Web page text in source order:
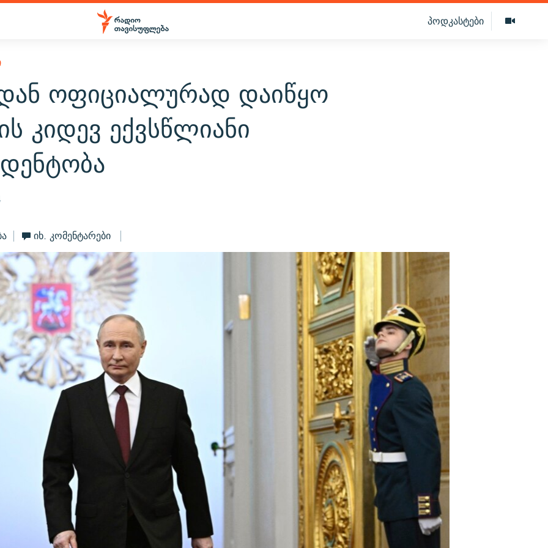
პოდკასტები
ოფიციალურად დაიწყო
კიდევ ექვსწლიანი
იხ. კომენტარები